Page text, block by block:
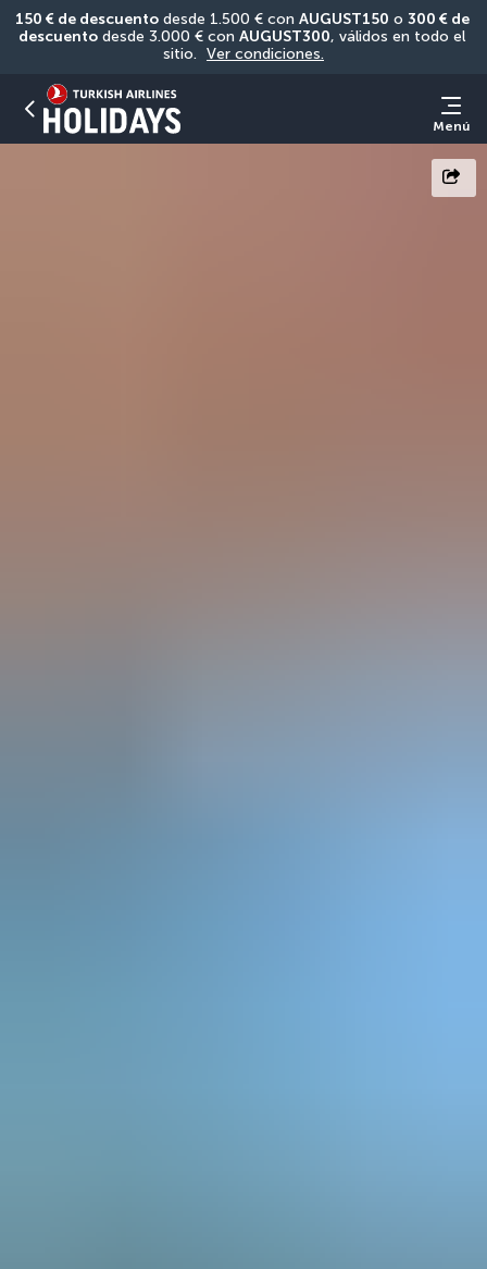
150 € de descuento desde 1.500 € con AUGUST150 o 300 € de
descuento desde 3.000 € con AUGUST300, válidos en todo el
sitio. Ver condiciones.
Menú